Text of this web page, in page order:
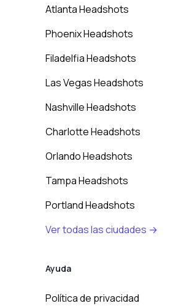
Atlanta Headshots
Phoenix Headshots
Filadelfia Headshots
Las Vegas Headshots
Nashville Headshots
Charlotte Headshots
Orlando Headshots
Tampa Headshots
Portland Headshots
Ver todas las ciudades →
Ayuda
Política de privacidad